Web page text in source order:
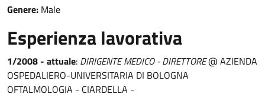
Genere: Male
Esperienza lavorativa
1/2008 - attuale: DIRIGENTE MEDICO - DIRETTORE@ AZIENDA
OSPEDALIERO-UNIVERSITARIA DI BOLOGNA
OFTALMOLOGIA - CIARDELLA -